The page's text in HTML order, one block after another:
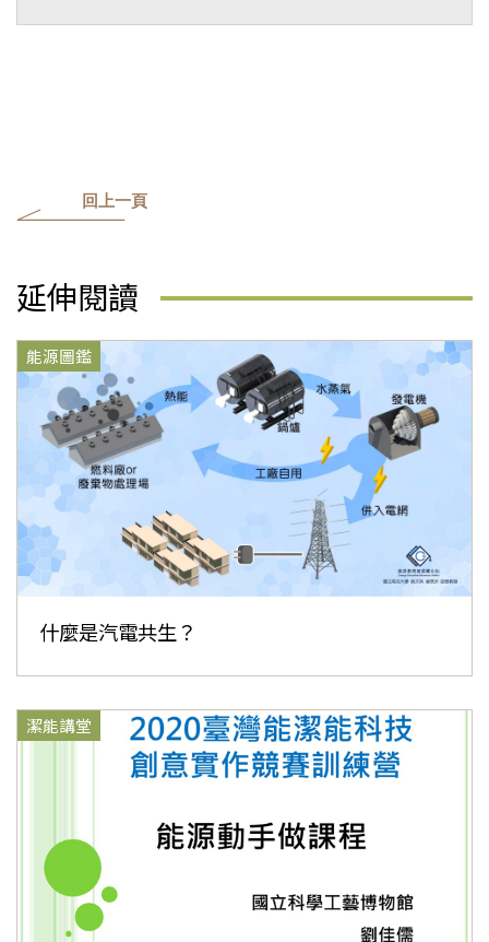
回上一頁
延伸閱讀
能源圖鑑
什麼是汽電共生？
潔能講堂